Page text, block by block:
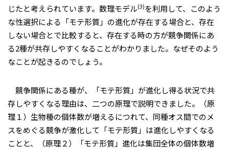
じたと考えられています。数理モデル(3)を利用して、このよう
な性選択による「モテ形質」の進化が存在する場合と、存在
しない場合とで比較すると、存在する時の方が競争関係にあ
る2種が共存しやすくなることがわかりました。なぜそのよう
なことが起きるのでしょう。
競争関係にある種が、「モテ形質」が進化し得る状況で共
存しやすくなる理由は、二つの原理で説明できました。（原
理１）生物種の個体数が増えるにつれて、同種オス間でのメ
スをめぐる競争が激化して「モテ形質」は進化しやすくなる
ことと、（原理２）「モテ形質」進化は集団全体の個体数増